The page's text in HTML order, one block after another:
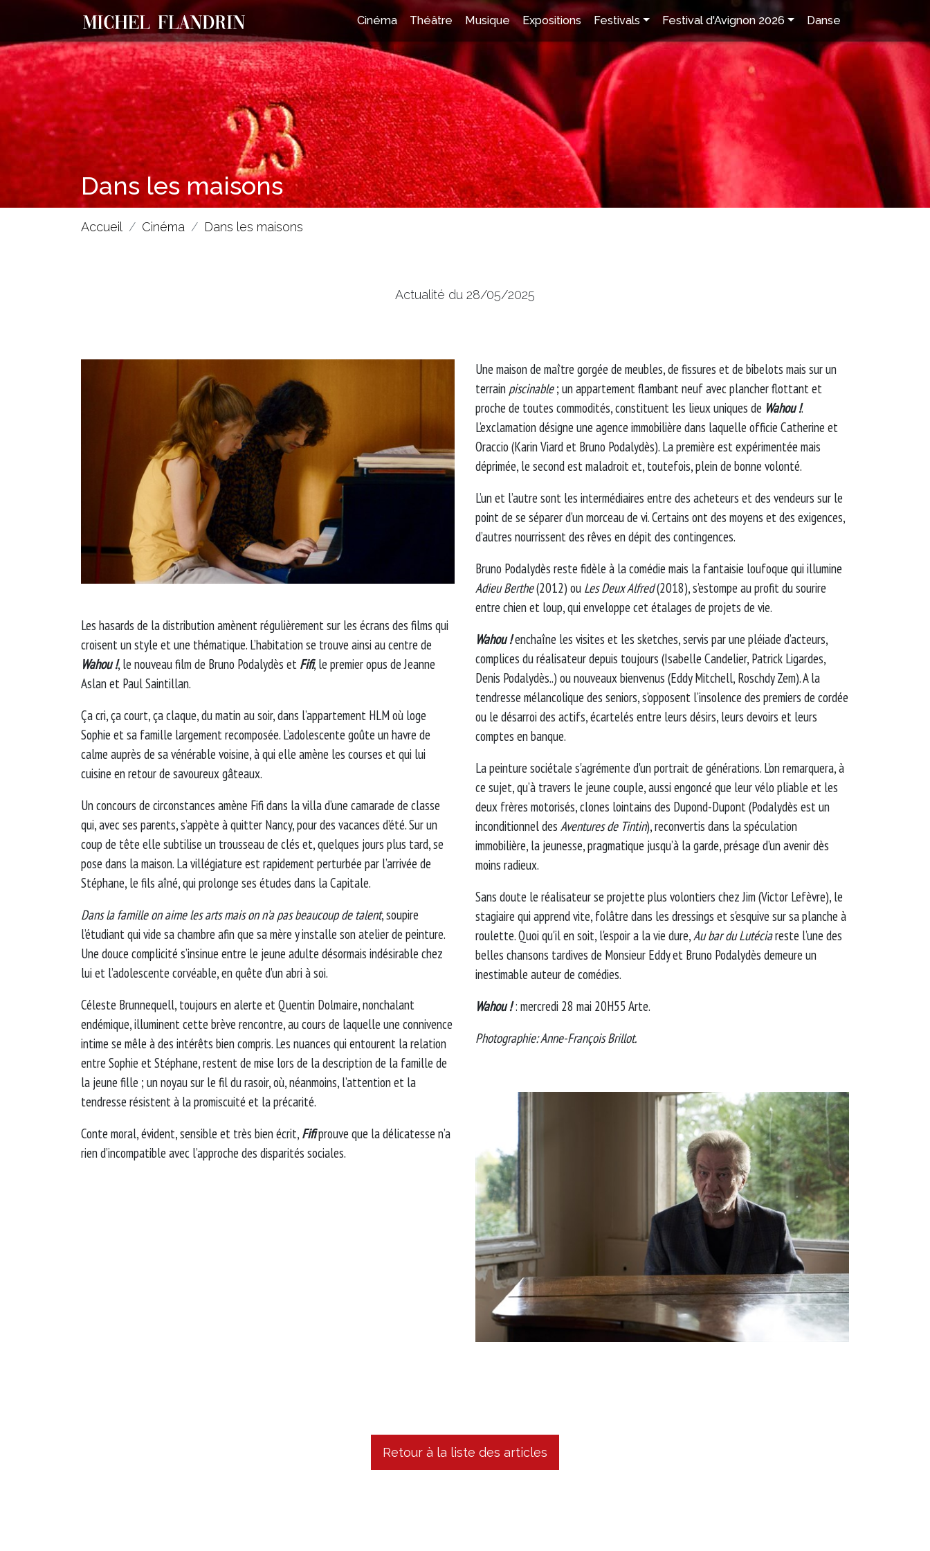
Cinéma Théâtre Musique Expositions Festivals Festival d'Avignon 2026 Danse
Dans les maisons
Accueil Cinéma Dans les maisons
Actualité du 28/05/2025
Les hasards de la distribution amènent régulièrement sur les écrans des films qui
croisent un style et une thématique. L’habitation se trouve ainsi au centre de
Wahou !, le nouveau film de Bruno Podalydès et Fifi, le premier opus de Jeanne
Aslan et Paul Saintillan.
Ça cri, ça court, ça claque, du matin au soir, dans l’appartement HLM où loge
Sophie et sa famille largement recomposée. L’adolescente goûte un havre de
calme auprès de sa vénérable voisine, à qui elle amène les courses et qui lui
cuisine en retour de savoureux gâteaux.
Un concours de circonstances amène Fifi dans la villa d’une camarade de classe
qui, avec ses parents, s’appète à quitter Nancy, pour des vacances d’été. Sur un
coup de tête elle subtilise un trousseau de clés et, quelques jours plus tard, se
pose dans la maison. La villégiature est rapidement perturbée par l’arrivée de
Stéphane, le fils aîné, qui prolonge ses études dans la Capitale.
Dans la famille on aime les arts mais on n’a pas beaucoup de talent, soupire
l’étudiant qui vide sa chambre afin que sa mère y installe son atelier de peinture.
Une douce complicité s’insinue entre le jeune adulte désormais indésirable chez
lui et l’adolescente corvéable, en quête d’un abri à soi.
Céleste Brunnequell, toujours en alerte et Quentin Dolmaire, nonchalant
endémique, illuminent cette brève rencontre, au cours de laquelle une connivence
intime se mêle à des intérêts bien compris. Les nuances qui entourent la relation
entre Sophie et Stéphane, restent de mise lors de la description de la famille de
la jeune fille ; un noyau sur le fil du rasoir, où, néanmoins, l’attention et la
tendresse résistent à la promiscuité et la précarité.
Conte moral, évident, sensible et très bien écrit, Fifiprouve que la délicatesse n’a
rien d’incompatible avec l’approche des disparités sociales.
Une maison de maître gorgée de meubles, de fissures et de bibelots mais sur un
terrain piscinable; un appartement flambant neuf avec plancher flottant et
proche de toutes commodités, constituent les lieux uniques de Wahou !.
L’exclamation désigne une agence immobilière dans laquelle officie Catherine et
Oraccio (Karin Viard et Bruno Podalydès). La première est expérimentée mais
déprimée, le second est maladroit et, toutefois, plein de bonne volonté.
L’un et l’autre sont les intermédiaires entre des acheteurs et des vendeurs sur le
point de se séparer d’un morceau de vi. Certains ont des moyens et des exigences,
d’autres nourrissent des rêves en dépit des contingences.
Bruno Podalydès reste fidèle à la comédie mais la fantaisie loufoque qui illumine
Adieu Berthe(2012) ou Les Deux Alfred(2018), s’estompe au profit du sourire
entre chien et loup, qui enveloppe cet étalages de projets de vie.
Wahou !enchaîne les visites et les sketches, servis par une pléiade d’acteurs,
complices du réalisateur depuis toujours (Isabelle Candelier, Patrick Ligardes,
Denis Podalydès..) ou nouveaux bienvenus (Eddy Mitchell, Roschdy Zem). A la
tendresse mélancolique des seniors, s’opposent l’insolence des premiers de cordée
ou le désarroi des actifs, écartelés entre leurs désirs, leurs devoirs et leurs
comptes en banque.
La peinture sociétale s'agrémente d'un portrait de générations. L’on remarquera, à
ce sujet, qu’à travers le jeune couple, aussi engoncé que leur vélo pliable et les
deux frères motorisés, clones lointains des Dupond-Dupont (Podalydès est un
inconditionnel des Aventures de Tintin), reconvertis dans la spéculation
immobilière, la jeunesse, pragmatique jusqu’à la garde, présage d’un avenir dès
moins radieux.
Sans doute le réalisateur se projette plus volontiers chez Jim (Victor Lefèvre), le
stagiaire qui apprend vite, folâtre dans les dressings et s'esquive sur sa planche à
roulette. Quoi qu'il en soit, l'espoir a la vie dure,Au bar du Lutéciareste l’une des
belles chansons tardives de Monsieur Eddy et Bruno Podalydès demeure un
inestimable auteur de comédies.
Wahou !: mercredi 28 mai 20H55 Arte.
Photographie: Anne-François Brillot.
Retour à la liste des articles